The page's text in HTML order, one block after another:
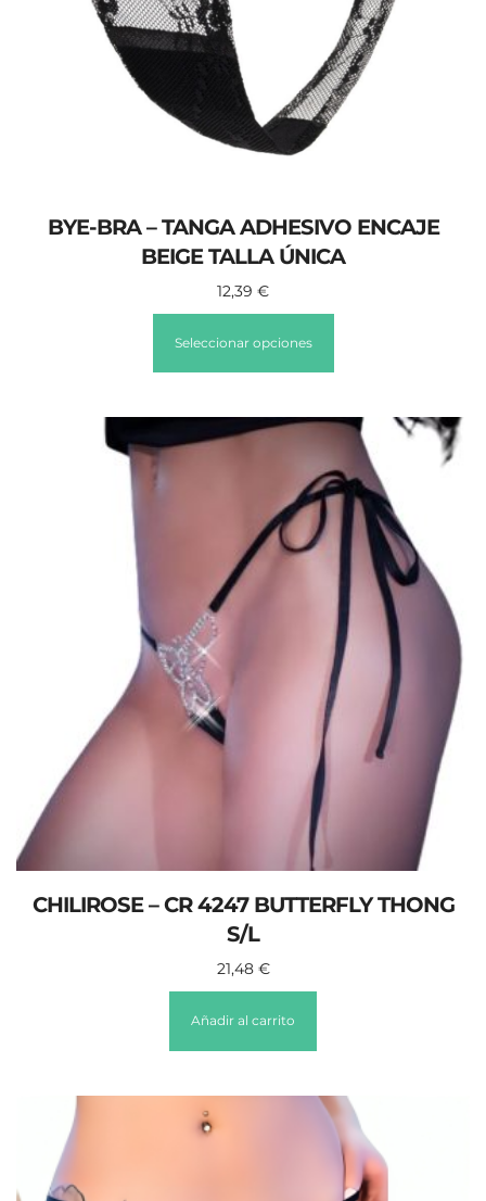
BYE-BRA – TANGA ADHESIVO ENCAJE
BEIGE TALLA ÚNICA
12,39 €
Seleccionar opciones
CHILIROSE – CR 4247 BUTTERFLY THONG
S/L
21,48 €
Añadir al carrito